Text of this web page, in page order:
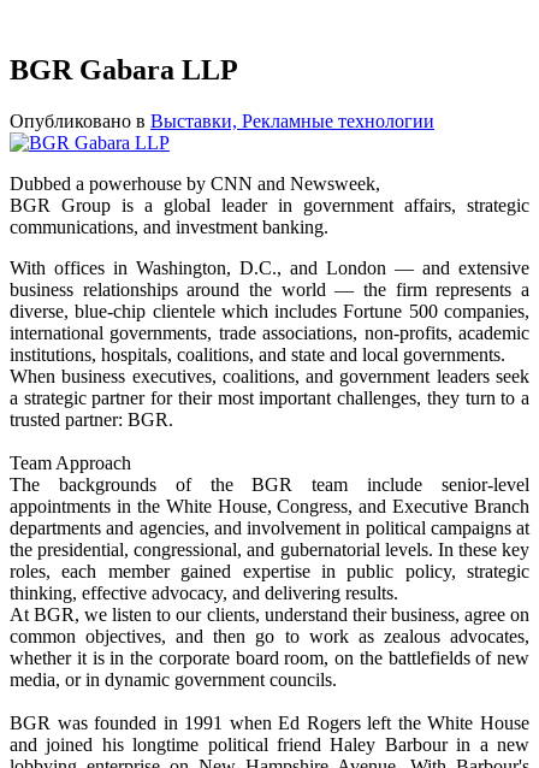
BGR Gabara LLP
Опубликовано в Выставки, Рекламные технологии
Dubbed a powerhouse by CNN and Newsweek,
BGR Group is a global leader in government affairs, strategic
communications, and investment banking.
With offices in Washington, D.C., and London — and extensive
business relationships around the world — the firm represents a
diverse, blue-chip clientele which includes Fortune 500 companies,
international governments, trade associations, non-profits, academic
institutions, hospitals, coalitions, and state and local governments.
When business executives, coalitions, and government leaders seek
a strategic partner for their most important challenges, they turn to a
trusted partner: BGR.
Team Approach
The backgrounds of the BGR team include senior-level
appointments in the White House, Congress, and Executive Branch
departments and agencies, and involvement in political campaigns at
the presidential, congressional, and gubernatorial levels. In these key
roles, each member gained expertise in public policy, strategic
thinking, effective advocacy, and delivering results.
At BGR, we listen to our clients, understand their business, agree on
common objectives, and then go to work as zealous advocates,
whether it is in the corporate board room, on the battlefields of new
media, or in dynamic government councils.
BGR was founded in 1991 when Ed Rogers left the White House
and joined his longtime political friend Haley Barbour in a new